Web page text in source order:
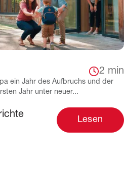
2 min
ein Jahr des Aufbruchs und der
Jahr unter neuer...
Lesen